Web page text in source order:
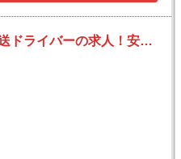
佐川急便 大阪営業所 輸送ドライバーの求人！安定収入と働きがい！大手の佐川急便で長期的に活躍できるチャンス♪